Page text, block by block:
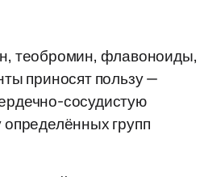
теобромин, флавоноиды,
приносят пользу —
сосудистую
групп